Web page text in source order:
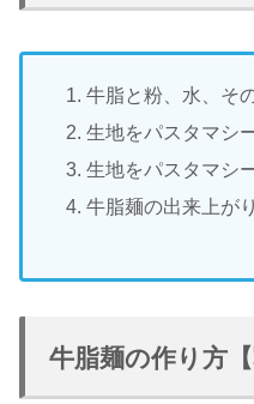
牛脂と粉、水、そ
生地をパスタマシ
生地をパスタマシ
牛脂麺の出来上がり
牛脂麺の作り方【